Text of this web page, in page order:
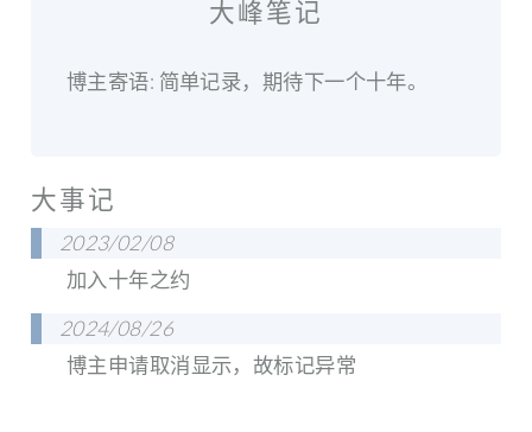
大峰笔记
博主寄语: 简单记录，期待下一个十年。
大事记
2023/02/08
加入十年之约
2024/08/26
博主申请取消显示，故标记异常